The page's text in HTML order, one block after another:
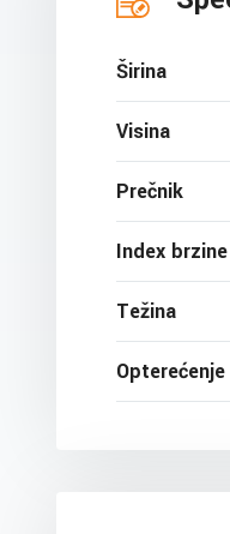
Širina
Visina
Prečnik
Index brzine
Težina
Opterećenje